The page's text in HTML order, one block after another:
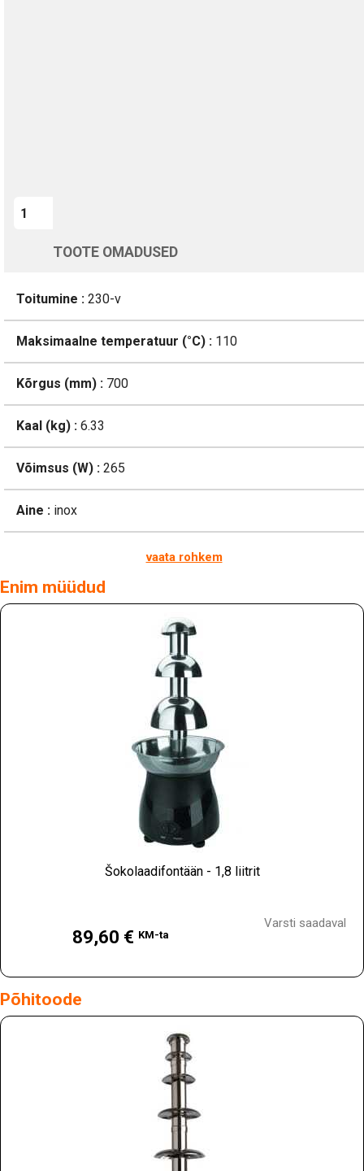
TOOTE OMADUSED
Toitumine : 230-v
Maksimaalne temperatuur (°C) : 110
Kõrgus (mm) : 700
Kaal (kg) : 6.33
Võimsus (W) : 265
Aine : inox
vaata rohkem
Enim müüdud
Šokolaadifontään - 1,8 liitrit
89,60 € KM-ta
Varsti saadaval
Põhitoode